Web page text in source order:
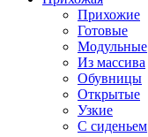
Прихожие
Готовые
Модульные
Из массива
Обувницы
Открытые
Узкие
С сиденьем